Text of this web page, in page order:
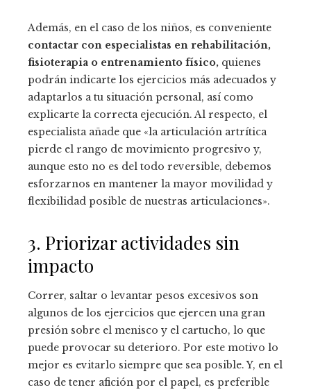
Además, en el caso de los niños, es conveniente
contactar con especialistas en rehabilitación,
fisioterapia o entrenamiento físico, quienes
podrán indicarte los ejercicios más adecuados y
adaptarlos a tu situación personal, así como
explicarte la correcta ejecución. Al respecto, el
especialista añade que «la articulación artrítica
pierde el rango de movimiento progresivo y,
aunque esto no es del todo reversible, debemos
esforzarnos en mantener la mayor movilidad y
flexibilidad posible de nuestras articulaciones».
3. Priorizar actividades sin
impacto
Correr, saltar o levantar pesos excesivos son
algunos de los ejercicios que ejercen una gran
presión sobre el menisco y el cartucho, lo que
puede provocar su deterioro. Por este motivo lo
mejor es evitarlo siempre que sea posible. Y, en el
caso de tener afición por el papel, es preferible